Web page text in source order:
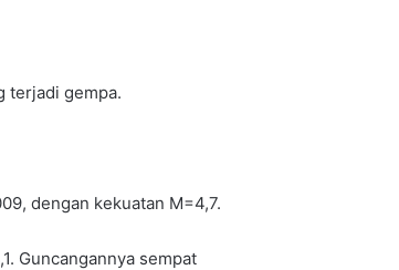
terjadi gempa.
dengan kekuatan M=4,7.
Guncangannya sempat